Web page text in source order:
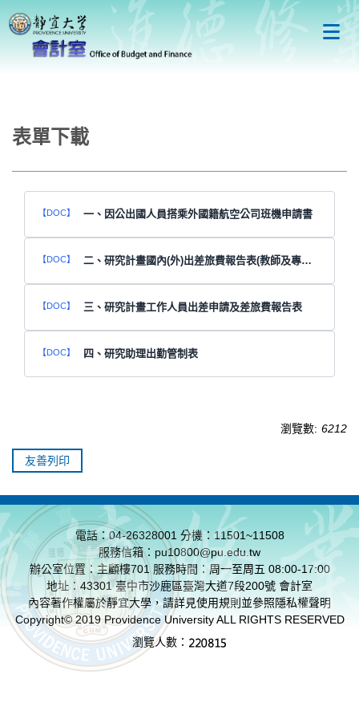
跳
到
表單下載
一、因公出國人員搭乘外國籍航空公司班機申請書
二、研究計畫國內(外)出差旅費報告表(教師及專任助理適用)
三、研究計畫工作人員出差申請及差旅費報告表
四、研究助理出勤管制表
瀏覽數: 6212
友善列印
瀏覽人數：
電話：04-26328001 分機：11501~11508
服務信箱：pu10800@pu.edu.tw
辦公室位置：主顧樓701 服務時間：周一至周五 08:00-17:00
地址：43301 臺中市沙鹿區臺灣大道7段200號 會計室
內容著作權屬於靜宜大學，請詳見使用規則並參照隱私權聲明
Copyright© 2019 Providence University ALL RIGHTS RESERVED